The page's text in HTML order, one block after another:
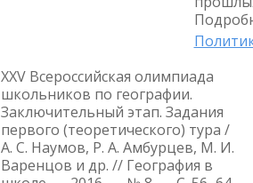
XXV Всероссийская олимпиада
школьников по географии.
Заключительный этап. Задания
первого (теоретического) тура /
А. С. Наумов, Р. А. Амбурцев, М. И.
Варенцов и др. // География в